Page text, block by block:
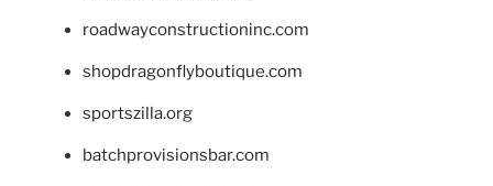
roadwayconstructioninc.com
shopdragonflyboutique.com
sportszilla.org
batchprovisionsbar.com